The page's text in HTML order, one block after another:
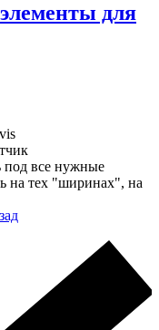
для
под все нужные
на тех "ширинах", на